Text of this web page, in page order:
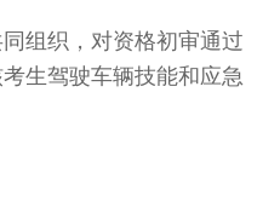
组织，对资格初审通过
生驾驶车辆技能和应急